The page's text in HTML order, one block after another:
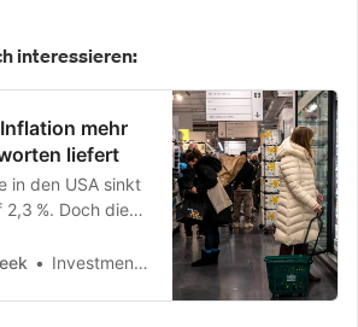
interessieren:
mehr
liefert
in den USA sinkt
%. Doch die
– und die Fed
InvestmentWeek